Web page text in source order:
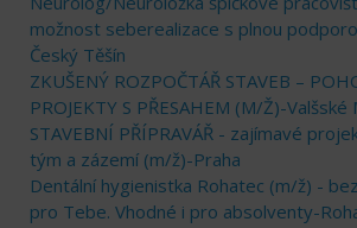
možnost seberealizace s plnou
Český Těšín
ZKUŠENÝ ROZPOČTÁŘ STAVEB –
PROJEKTY S PŘESAHEM (M/Ž)-Valšské
STAVEBNÍ PŘÍPRAVÁŘ - zajímavé
tým a zázemí (m/ž)-Praha
Dentální hygienistka Rohatec (m/ž) -
pro Tebe. Vhodné i pro absolventy-